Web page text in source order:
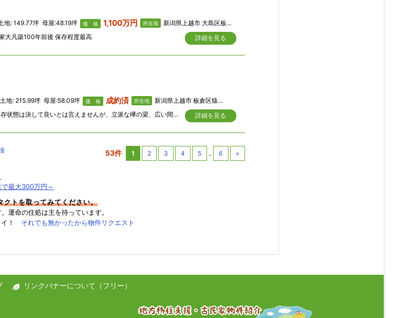
地: 149.77坪 母屋:48.19坪 価 格 1,100万円 所在地
新潟県上越市 大島区板山1168番地
大凡築100年前後 保存程度最高
詳細を見る
土地: 215.99坪 母屋:58.09坪 価 格 成約済 所在地
新潟県上越市 板倉区猿供養寺
▲深山に残る古民家▲ 保存状態は決して良いとは言えませんが、立派な欅の梁、広い間取りなど、十分、再生する価値があると思われます。“我こそは”という方、DIYにチャレンジしてみては？
詳細を見る
53件 1 2 3 4 5 .. 6 »
最大300万円～
クトを取ってみてください。
運命の住処は主を待っています。
イ！ それでも無かったから物件リクエスト
リンクバナーについて（フリー）